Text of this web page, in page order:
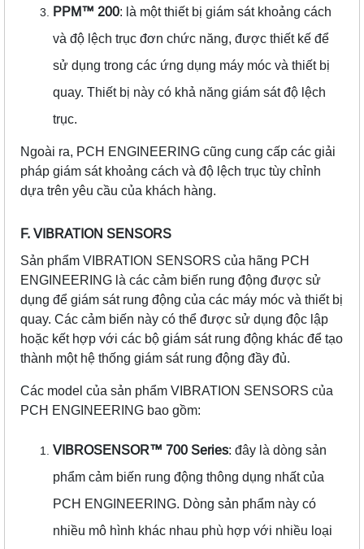
PPM™️ 200: là một thiết bị giám sát khoảng cách
và độ lệch trục đơn chức năng, được thiết kế để
sử dụng trong các ứng dụng máy móc và thiết bị
quay. Thiết bị này có khả năng giám sát độ lệch
trục.
Ngoài ra, PCH ENGINEERING cũng cung cấp các giải
pháp giám sát khoảng cách và độ lệch trục tùy chỉnh
dựa trên yêu cầu của khách hàng.
F. VIBRATION SENSORS
Sản phẩm VIBRATION SENSORS của hãng PCH
ENGINEERING là các cảm biến rung động được sử
dụng để giám sát rung động của các máy móc và thiết bị
quay. Các cảm biến này có thể được sử dụng độc lập
hoặc kết hợp với các bộ giám sát rung động khác để tạo
thành một hệ thống giám sát rung động đầy đủ.
Các model của sản phẩm VIBRATION SENSORS của
PCH ENGINEERING bao gồm:
VIBROSENSOR™️ 700 Series: đây là dòng sản
phẩm cảm biến rung động thông dụng nhất của
PCH ENGINEERING. Dòng sản phẩm này có
nhiều mô hình khác nhau phù hợp với nhiều loại